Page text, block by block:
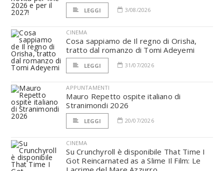
LEGGI 3/08/2026
CINEMA
Cosa sappiamo de Il regno di Orisha,
tratto dal romanzo di Tomi Adeyemi
LEGGI 31/07/2026
APPUNTAMENTI
Mauro Repetto ospite italiano di
Stranimondi 2026
LEGGI 20/07/2026
CINEMA
Su Crunchyroll è disponibile That Time I
Got Reincarnated as a Slime Il Film: Le